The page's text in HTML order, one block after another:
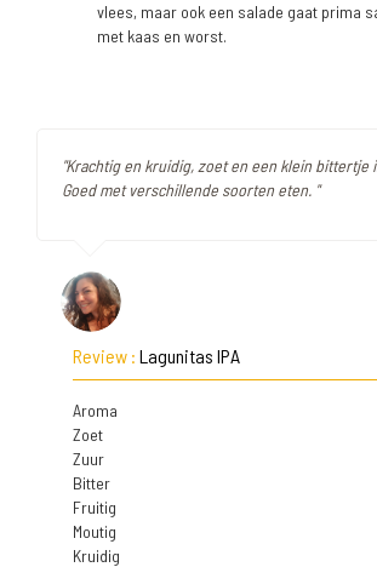
vlees, maar ook een salade gaat prima
met kaas en worst.
"Krachtig en kruidig, zoet en een klein bittertje
Goed met verschillende soorten eten. "
Review : Lagunitas IPA
Aroma
Zoet
Zuur
Bitter
Fruitig
Moutig
Kruidig